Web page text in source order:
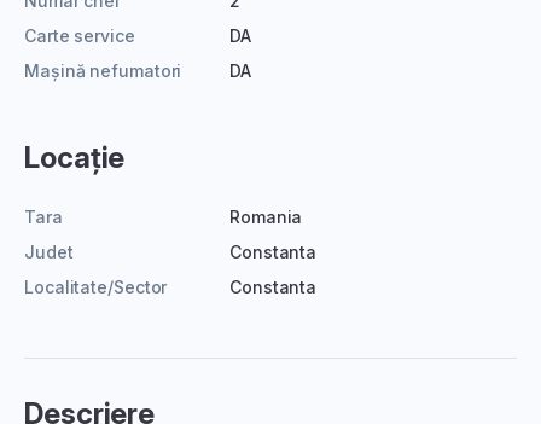
Carte service
DA
Mașină nefumatori
DA
Locație
Tara
Romania
Judet
Constanta
Localitate/Sector
Constanta
Descriere